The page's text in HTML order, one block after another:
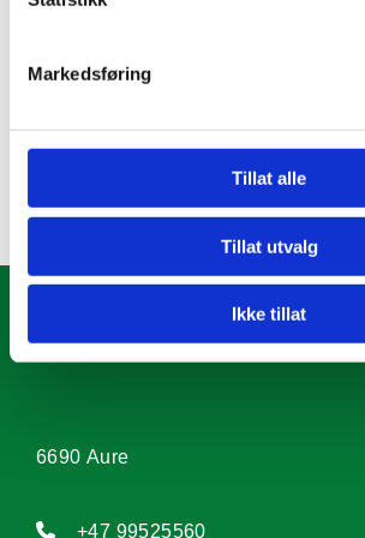
Markedsføring
Tillat alle
Tillat utvalg
Ikke tillat
Her skal vi vise frem det beste Møre og
region der det er godt å jobbe og bo!
Les mer, og meld deg på som aktør eller
AURE NÆRINGSFORUM
6690 Aure
 +47 99525560